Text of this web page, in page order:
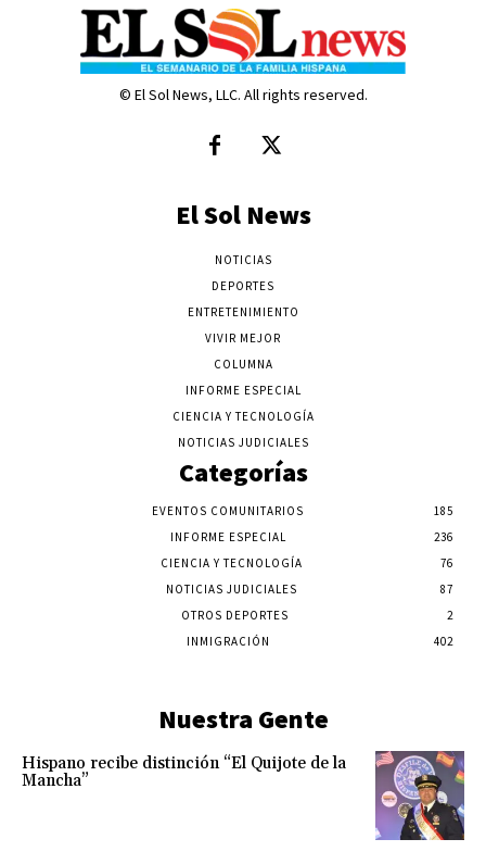
© El Sol News, LLC. All rights reserved.
El Sol News
NOTICIAS
DEPORTES
ENTRETENIMIENTO
VIVIR MEJOR
COLUMNA
INFORME ESPECIAL
CIENCIA Y TECNOLOGÍA
NOTICIAS JUDICIALES
Categorías
EVENTOS COMUNITARIOS
185
INFORME ESPECIAL
236
CIENCIA Y TECNOLOGÍA
76
NOTICIAS JUDICIALES
87
OTROS DEPORTES
2
INMIGRACIÓN
402
Nuestra Gente
Hispano recibe distinción “El Quijote de la
Mancha”